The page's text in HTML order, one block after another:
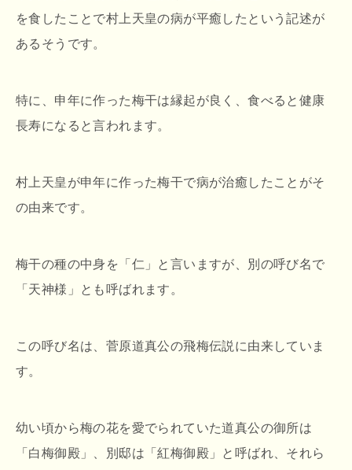
を食したことで村上天皇の病が平癒したという記述が
あるそうです。
特に、申年に作った梅干は縁起が良く、食べると健康
長寿になると言われます。
村上天皇が申年に作った梅干で病が治癒したことがそ
の由来です。
梅干の種の中身を「仁」と言いますが、別の呼び名で
「天神様」とも呼ばれます。
この呼び名は、菅原道真公の飛梅伝説に由来していま
す。
幼い頃から梅の花を愛でられていた道真公の御所は
「白梅御殿」、別邸は「紅梅御殿」と呼ばれ、それら